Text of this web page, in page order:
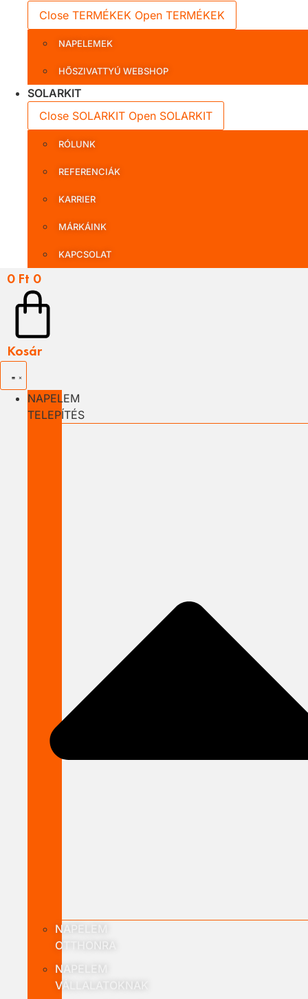
Close TERMÉKEK Open TERMÉKEK
NAPELEMEK
HŐSZIVATTYÚ WEBSHOP
SOLARKIT
Close SOLARKIT Open SOLARKIT
RÓLUNK
REFERENCIÁK
KARRIER
MÁRKÁINK
KAPCSOLAT
0 Ft 0
Kosár
NAPELEM
TELEPÍTÉS
NAPELEM
OTTHONRA
NAPELEM
VÁLLALATOKNAK